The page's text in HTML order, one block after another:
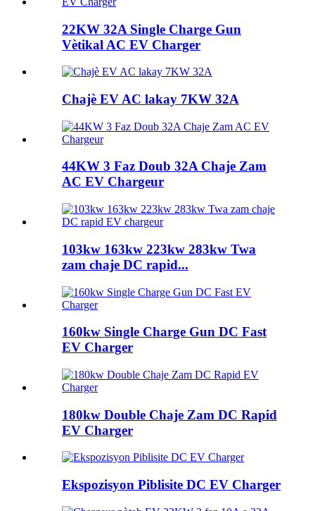
22KW 32A Single Charge Gun
Vètikal AC EV Charger
Chajè EV AC lakay 7KW 32A
44KW 3 Faz Doub 32A Chaje Zam
AC EV Chargeur
103kw 163kw 223kw 283kw Twa
zam chaje DC rapid...
160kw Single Charge Gun DC Fast
EV Charger
180kw Double Chaje Zam DC Rapid
EV Charger
Ekspozisyon Piblisite DC EV Charger